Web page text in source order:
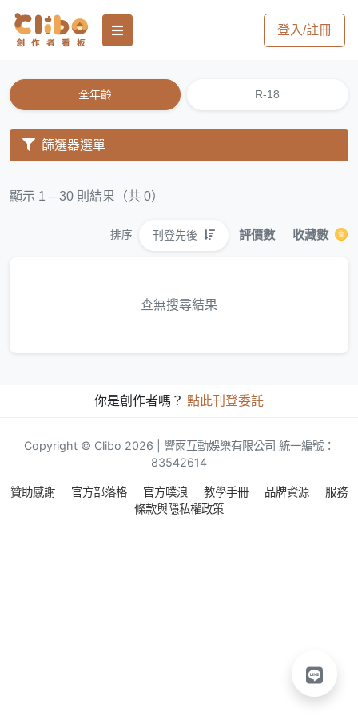
登入/註冊
全年齡 R-18
篩選器選單
顯示 1 – 30 則結果（共 0）
排序 刊登先後 評價數 收藏數
查無搜尋結果
你是創作者嗎？ 點此刊登委託
Copyright © Clibo 2026 | 響雨互動娛樂有限公司 統一編號：
83542614
贊助感謝 官方部落格 官方噗浪 教學手冊 品牌資源
服務
條款與隱私權政策